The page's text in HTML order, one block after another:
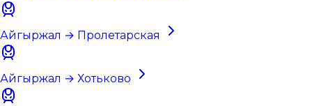
Айгыржал → Пролетарская
Айгыржал → Хотьково